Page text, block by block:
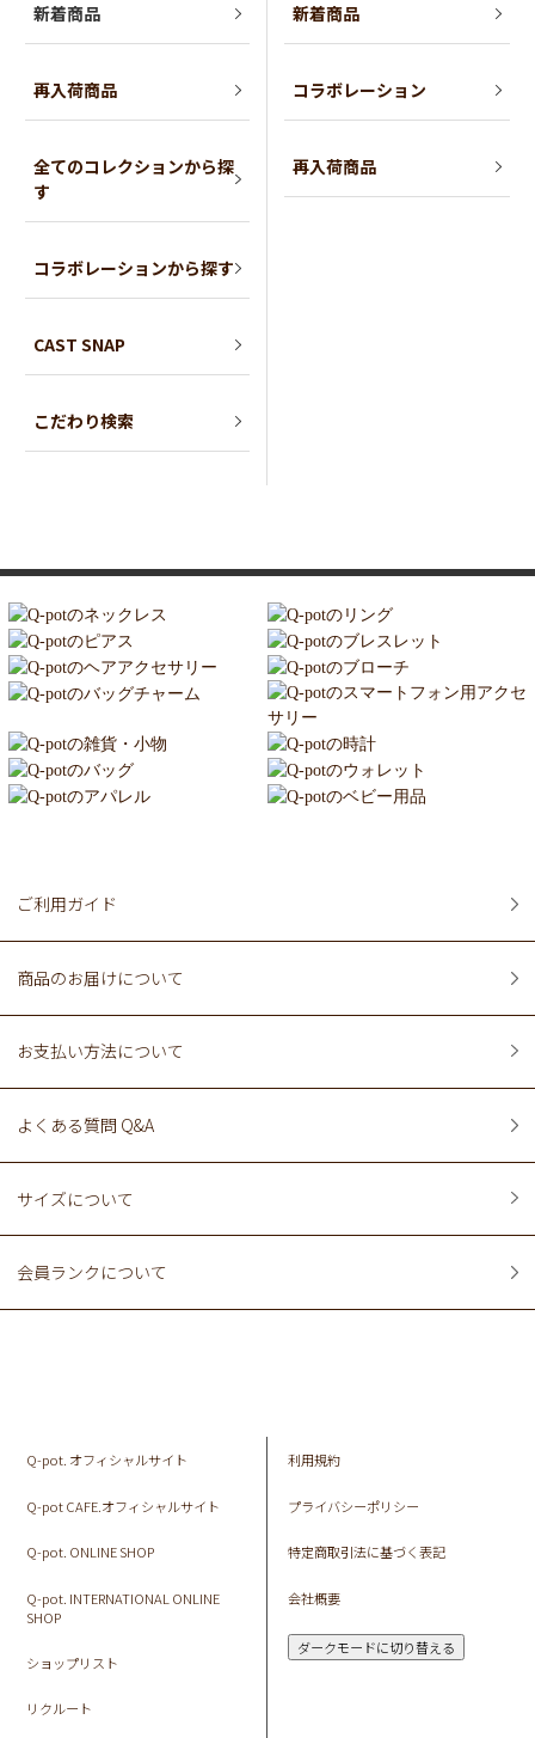
新着商品
再入荷商品
全てのコレクションから探
す
コラボレーションから探す
CAST SNAP
こだわり検索
新着商品
コラボレーション
再入荷商品
ご利用ガイド
商品のお届けについて
お支払い方法について
よくある質問 Q&A
サイズについて
会員ランクについて
Q-pot. オフィシャルサイト
Q-pot CAFE.オフィシャルサイト
Q-pot. ONLINE SHOP
Q-pot. INTERNATIONAL ONLINE
SHOP
ショップリスト
リクルート
利用規約
プライバシーポリシー
特定商取引法に基づく表記
会社概要
ダークモードに切り替える